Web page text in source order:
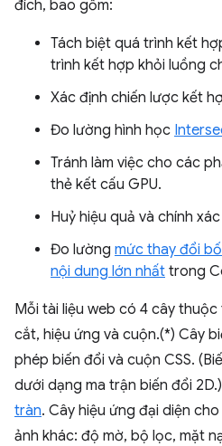
đích, bao gồm:
Tách biệt quá trình kết
trình kết hợp khỏi luồng
Xác định chiến lược kết
Đo lường hình học
Tránh làm việc cho các
thẻ kết cấu GPU.
Huỷ hiệu quả và chính
Đo lường mức thay đổi
nội dung lớn nhất trong
Mỗi tài liệu web có 4 cây
cắt, hiệu ứng và cuộn.(*) Cây
phép biến đổi và cuộn CSS.
dưới dạng ma trận biến đổi
tràn. Cây hiệu ứng đại diện
ảnh khác: độ mờ, bộ lọc, mặt